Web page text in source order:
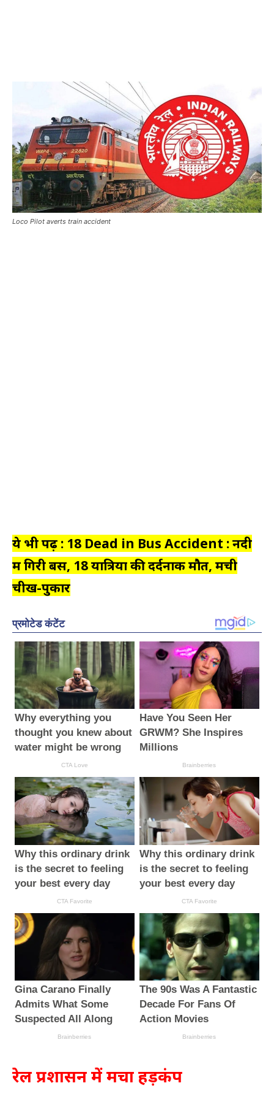
Loco Pilot averts train accident
ये भी पढ़ें : 18 Dead in Bus Accident : नदी
में गिरी बस, 18 यात्रियों की दर्दनाक मौत, मची
चीख-पुकार
रेल प्रशासन में मचा हड़कंप